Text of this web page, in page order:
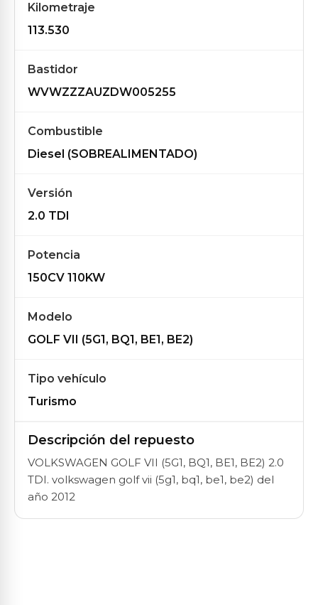
Kilometraje
113.530
Bastidor
WVWZZZAUZDW005255
Combustible
Diesel (SOBREALIMENTADO)
Versión
2.0 TDI
Potencia
150CV 110KW
Modelo
GOLF VII (5G1, BQ1, BE1, BE2)
Tipo vehículo
Turismo
Descripción del repuesto
VOLKSWAGEN GOLF VII (5G1, BQ1, BE1, BE2) 2.0
TDI. volkswagen golf vii (5g1, bq1, be1, be2) del
año 2012